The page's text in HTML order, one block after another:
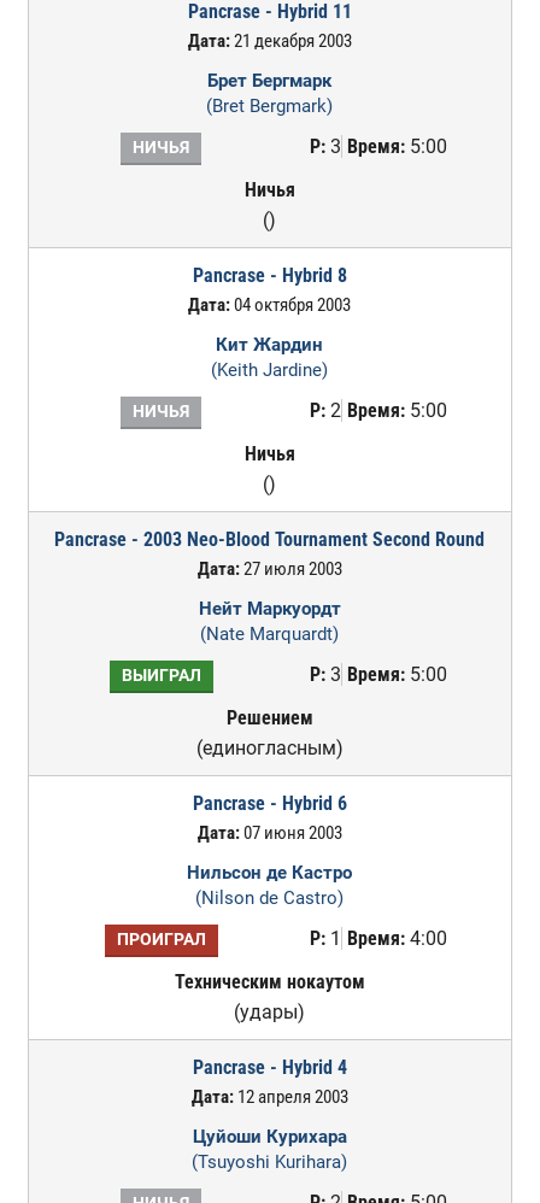
Pancrase - Hybrid 11
Дата:21 декабря 2003
Брет Бергмарк
(Bret Bergmark)
НИЧЬЯ Р:3 Время:5:00
Ничья
()
Pancrase - Hybrid 8
Дата:04 октября 2003
Кит Жардин
(Keith Jardine)
НИЧЬЯ Р:2 Время:5:00
Ничья
()
Pancrase - 2003 Neo-Blood Tournament Second Round
Дата:27 июля 2003
Нейт Маркуордт
(Nate Marquardt)
ВЫИГРАЛ Р:3 Время:5:00
Решением
(единогласным)
Pancrase - Hybrid 6
Дата:07 июня 2003
Нильсон де Кастро
(Nilson de Castro)
ПРОИГРАЛ Р:1 Время:4:00
Техническим нокаутом
(удары)
Pancrase - Hybrid 4
Дата:12 апреля 2003
Цуйоши Курихара
(Tsuyoshi Kurihara)